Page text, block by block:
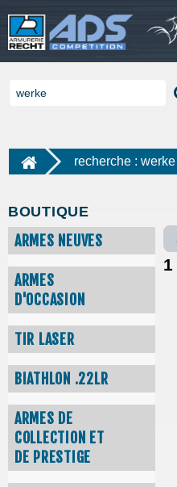
recherche : werke
BOUTIQUE
ARMES NEUVES
ARMES
D'OCCASION
TIR LASER
BIATHLON .22LR
ARMES DE
COLLECTION ET
DE PRESTIGE
1